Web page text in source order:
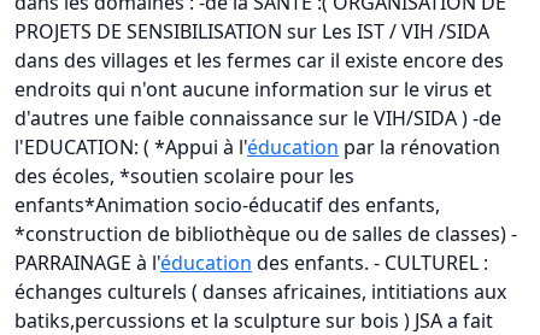
PROJETS DE SENSIBILISATION sur Les IST / VIH /SIDA
dans des villages et les fermes car il existe encore des
endroits qui n'ont aucune information sur le virus et
d'autres une faible connaissance sur le VIH/SIDA ) -de
l'EDUCATION: ( *Appui à l'éducation par la rénovation
des écoles, *soutien scolaire pour les
enfants*Animation socio-éducatif des enfants,
*construction de bibliothèque ou de salles de classes) -
PARRAINAGE à l'éducation des enfants. - CULTUREL :
échanges culturels ( danses africaines, intitiations aux
batiks,percussions et la sculpture sur bois ) JSA a fait